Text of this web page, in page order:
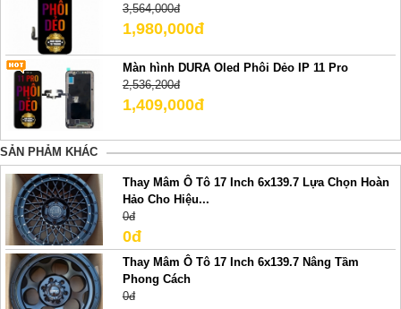
3,564,000đ
1,980,000đ
Màn hình DURA Oled Phôi Dẻo IP 11 Pro
2,536,200đ
1,409,000đ
SẢN PHẢM KHÁC
Thay Mâm Ô Tô 17 Inch 6x139.7 Lựa Chọn Hoàn
Hảo Cho Hiệu...
0đ
0đ
Thay Mâm Ô Tô 17 Inch 6x139.7 Nâng Tầm
Phong Cách
0đ